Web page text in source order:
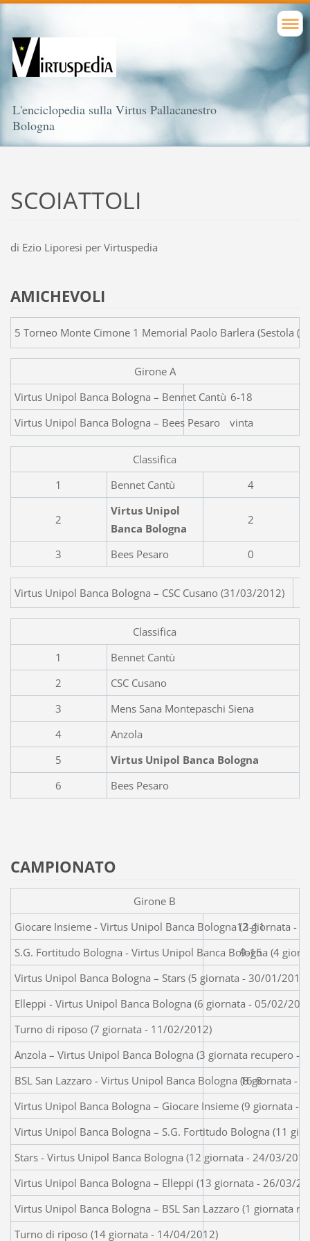
L'enciclopedia sulla Virtus Pallacanestro
Bologna
SCOIATTOLI
di Ezio Liporesi per Virtuspedia
AMICHEVOLI
5 Torneo Monte Cimone 1 Memorial Paolo Barlera (Sestola
Girone A
Virtus Unipol Banca Bologna – Bennet
6-18
Virtus Unipol Banca Bologna – Bees Pesaro
vinta
Classifica
1
Bennet Cantù 4
2
Virtus Unipol
Banca Bologna
2
3 Bees Pesaro 0
Virtus Unipol Banca Bologna –
Classifica
1
Bennet Cantù
2
CSC Cusano
3
Mens Sana Montepaschi Siena
4
Anzola
5
Virtus Unipol Banca Bologna
6
Bees Pesaro
CAMPIONATO
Girone B
Giocare Insieme - Virtus Unipol
13-11
S.G. Fortitudo Bologna - Virtus Unipol Banca Bologna (4
9-15
Virtus Unipol Banca Bologna – Stars (5 giornata - 30/01/2012)
Elleppi - Virtus Unipol Banca Bologna (6 giornata - 05/02/
Turno di riposo (7 giornata - 11/02/2012)
Anzola – Virtus Unipol Banca Bologna (3 giornata recupero -
BSL San Lazzaro - Virtus Unipol Banca Bologna (8 giornata -
16-8
Virtus Unipol Banca Bologna – Giocare Insieme (9 giornata -
Virtus Unipol Banca Bologna – S.G. Fortitudo Bologna (11
Stars - Virtus Unipol Banca Bologna (12 giornata - 24/03/
Virtus Unipol Banca Bologna – Elleppi (13 giornata - 26/03/
Virtus Unipol Banca Bologna – BSL San Lazzaro (1 giornata
Turno di riposo (14 giornata - 14/04/2012)